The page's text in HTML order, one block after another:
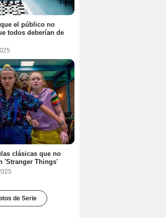
el público no
todos deberían de
clásicas que no
'Stranger Things'
de Serie